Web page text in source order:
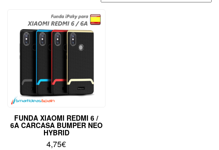
FUNDA XIAOMI REDMI 6 /
6A CARCASA BUMPER NEO
HYBRID
4,75€